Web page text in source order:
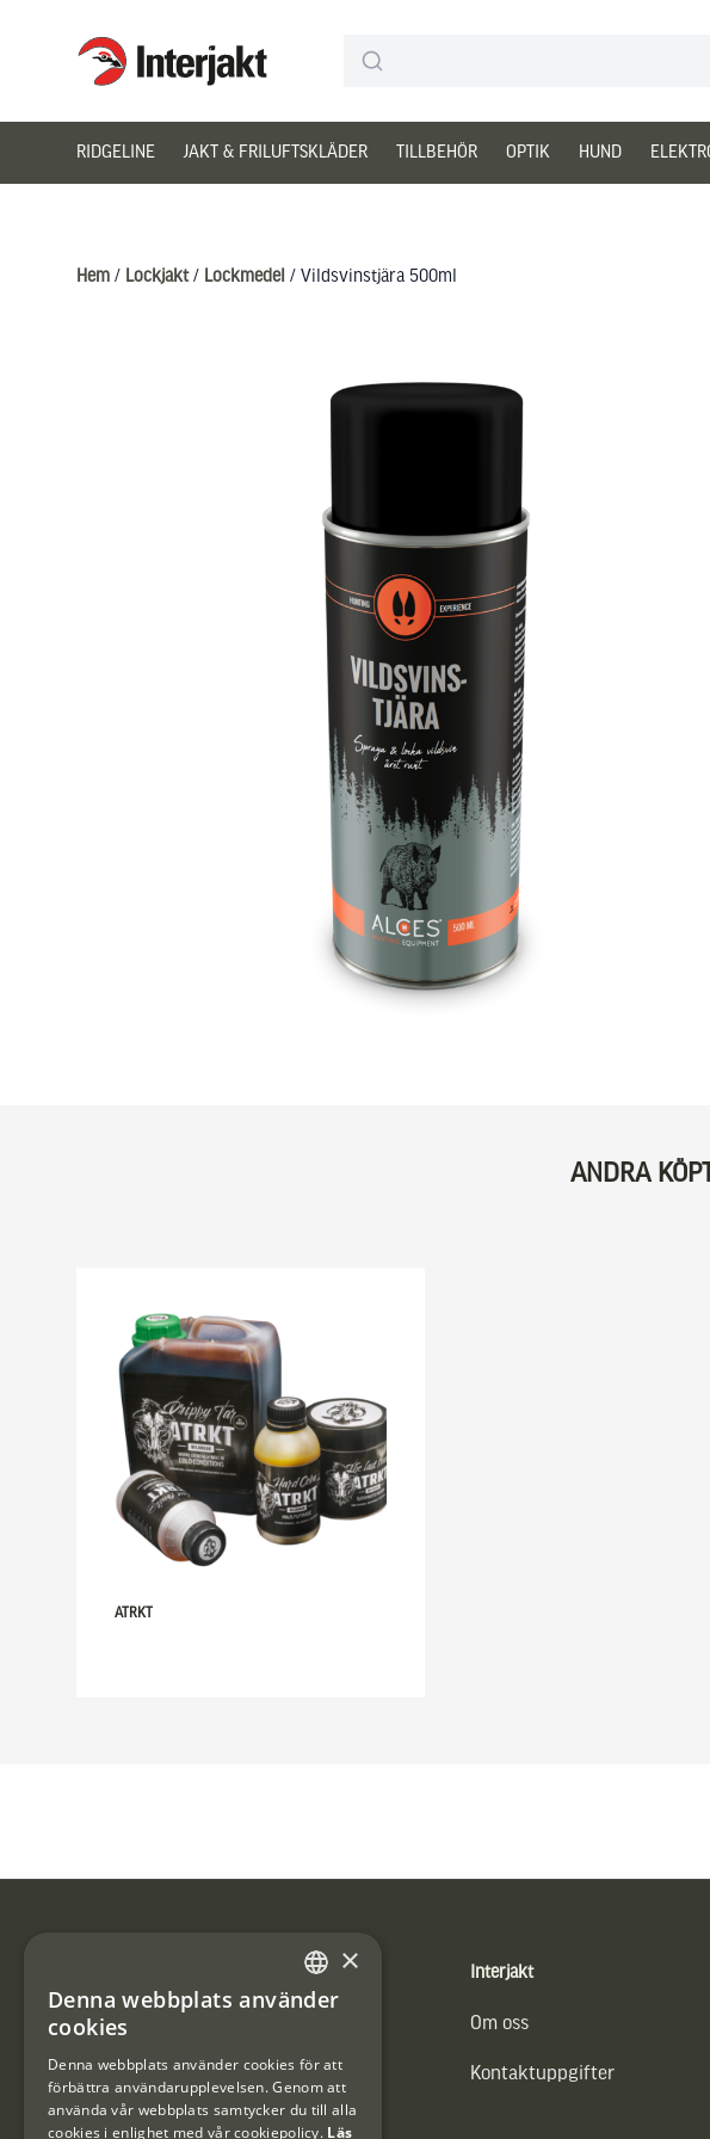
Interjakt SE
RIDGELINE JAKT & FRILUFTSKLÄDER TILLBEHÖR OPTIK HUND
Hem / Lockjakt/ Lockmedel / Vildsvinstjära 500ml
ANDRA
ATRKT
Vännäs Friluftbyxa
Interjakt
Om oss
Kontaktuppgifter
SWEDISH
×
Denna webbplats använder
cookies
Denna webbplats använder cookies för att
förbättra användarupplevelsen. Genom att
använda vår webbplats samtycker du till alla
cookies i enlighet med vår cookiepolicy. Läs